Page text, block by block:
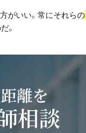
がいい。常にそれらの
。
離を
相談